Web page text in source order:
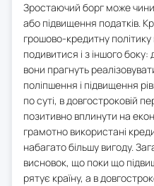
Зростаючий борг може
або підвищення податків.
грошово-кредитну
подивитися і з іншого
вони прагнуть
поліпшення і підвищення
по суті, в довгостроковій
позитивно вплинути на
грамотно використані
набагато більшу вигоду.
висновок, що поки що
рятує країну, а в